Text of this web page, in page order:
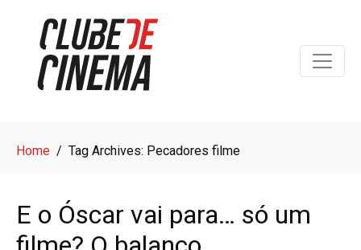
Home Tag Archives: Pecadores filme
E o Óscar vai para… só um